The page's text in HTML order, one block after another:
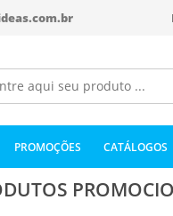
PROMOÇÕES CATÁLOGOS